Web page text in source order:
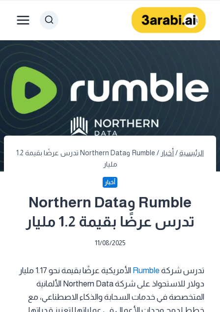
المحتوى
الرئيسية/ أخبار /
Rumble وNorthern Data تدرس عرضًا بقيمة 1.2
مليار
أخبار
Rumble وNorthern Data
تدرس عرضًا بقيمة 1.2 مليار
11/08/2025
تدرس شركة Rumble
الأمريكية عرضًا بقيمة نحو 1.17 مليار
دولار للاستحواذ على شركة Northern Data الألمانية
المتخصصة في خدمات السحابة والذكاء الاصطناعي، مع
خطط لدمج وحدات الأعمال في عملياتها لتعزيز قدراتها